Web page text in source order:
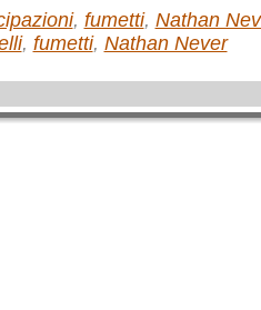
, fumetti, Nathan
, fumetti, Nathan Never